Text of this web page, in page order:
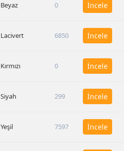
Beyaz 0 İncele
Lacivert 6850 İncele
Kırmızı 0 İncele
Siyah 299 İncele
Yeşil 7597 İncele